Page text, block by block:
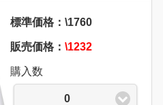
標準価格：\1760
販売価格： \1232
購入数
0